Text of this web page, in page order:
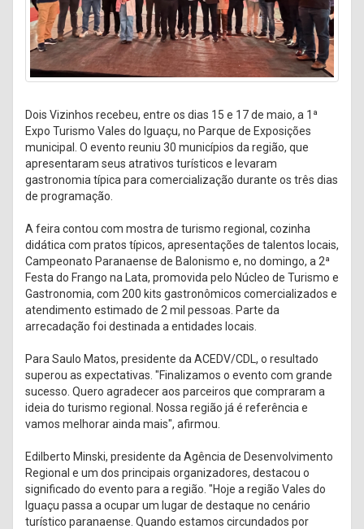
Dois Vizinhos recebeu, entre os dias 15 e 17 de maio, a 1ª
Expo Turismo Vales do Iguaçu, no Parque de Exposições
municipal. O evento reuniu 30 municípios da região, que
apresentaram seus atrativos turísticos e levaram
gastronomia típica para comercialização durante os três dias
de programação.
A feira contou com mostra de turismo regional, cozinha
didática com pratos típicos, apresentações de talentos locais,
Campeonato Paranaense de Balonismo e, no domingo, a 2ª
Festa do Frango na Lata, promovida pelo Núcleo de Turismo e
Gastronomia, com 200 kits gastronômicos comercializados e
atendimento estimado de 2 mil pessoas. Parte da
arrecadação foi destinada a entidades locais.
Para Saulo Matos, presidente da ACEDV/CDL, o resultado
superou as expectativas. "Finalizamos o evento com grande
sucesso. Quero agradecer aos parceiros que compraram a
ideia do turismo regional. Nossa região já é referência e
vamos melhorar ainda mais", afirmou.
Edilberto Minski, presidente da Agência de Desenvolvimento
Regional e um dos principais organizadores, destacou o
significado do evento para a região. "Hoje a região Vales do
Iguaçu passa a ocupar um lugar de destaque no cenário
turístico paranaense. Quando estamos circundados por